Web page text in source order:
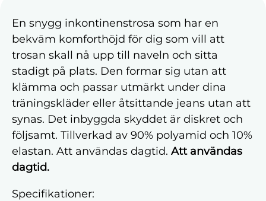
En snygg inkontinenstrosa som har en
bekväm komforthöjd för dig som vill att
trosan skall nå upp till naveln och sitta
stadigt på plats. Den formar sig utan att
klämma och passar utmärkt under dina
träningskläder eller åtsittande jeans utan att
synas. Det inbyggda skyddet är diskret och
följsamt. Tillverkad av 90% polyamid och 10%
elastan. Att användas dagtid. Att användas
dagtid.
Specifikationer: